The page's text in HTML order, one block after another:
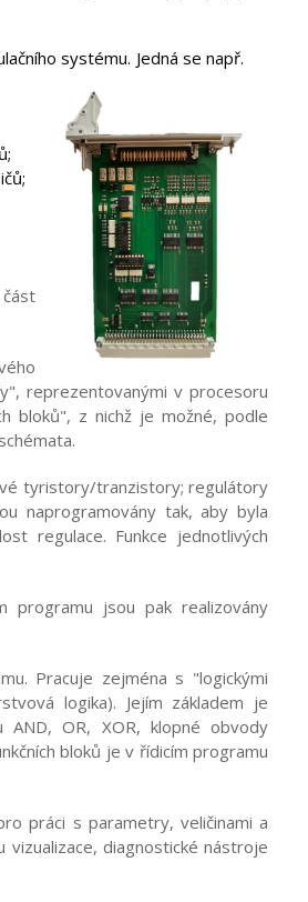
systému. Jedná se např.
reprezentovanými v procesoru
bloků", z nichž je možné, podle
tyristory/tranzistory; regulátory
naprogramovány tak, aby byla
regulace. Funkce jednotlivých
programu jsou pak realizovány
Pracuje zejména s "logickými
logika). Jejím základem je
AND, OR, XOR, klopné obvody
bloků je v řídicím programu
práci s parametry, veličinami a
diagnostické nástroje